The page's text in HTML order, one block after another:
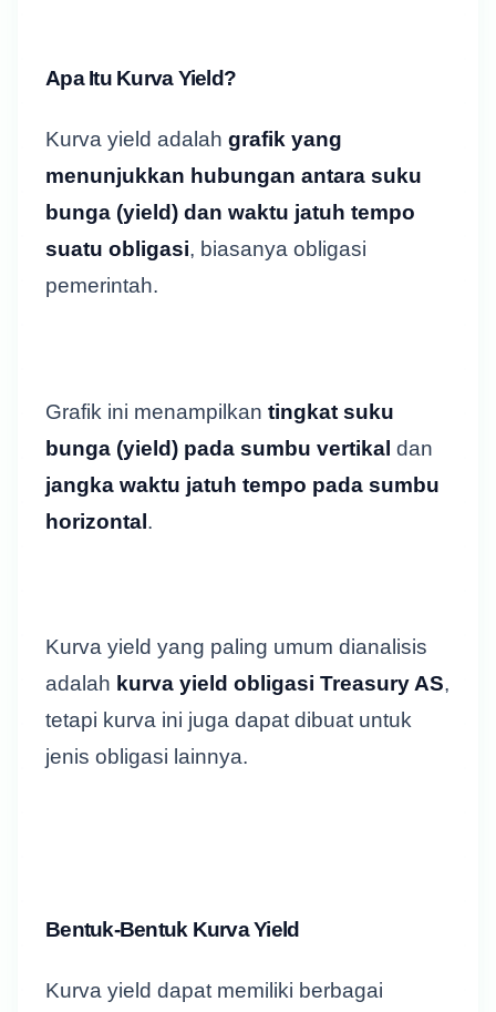
Apa Itu Kurva Yield?
Kurva yield adalah grafik yang
menunjukkan hubungan antara suku
bunga (yield) dan waktu jatuh tempo
suatu obligasi, biasanya obligasi
pemerintah.
Grafik ini menampilkan tingkat suku
bunga (yield) pada sumbu vertikal dan
jangka waktu jatuh tempo pada sumbu
horizontal.
Kurva yield yang paling umum dianalisis
adalah kurva yield obligasi Treasury AS,
tetapi kurva ini juga dapat dibuat untuk
jenis obligasi lainnya.
Bentuk-Bentuk Kurva Yield
Kurva yield dapat memiliki berbagai